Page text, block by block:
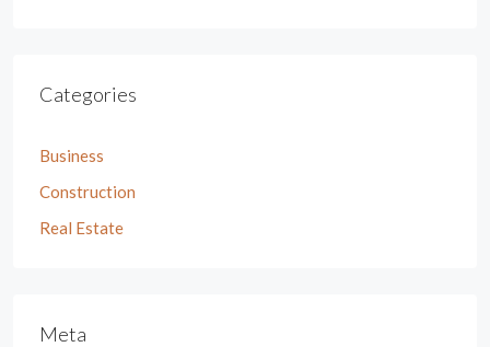
Categories
Business
Construction
Real Estate
Meta